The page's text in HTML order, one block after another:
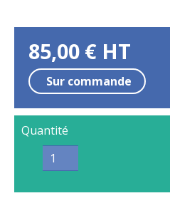
85,00 € HT
Sur commande
Quantité